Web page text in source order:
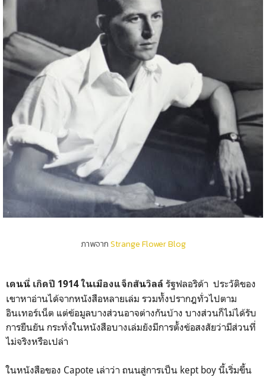
ภาพจากStrange Flower Blog
เดนนี่ เกิดปี 1914 ในเมืองแจ็กสันวิลล์ รัฐฟลอริด้า ประวัติของ
เขาหาอ่านได้จากหนังสือหลายเล่ม รวมทั้งปรากฎทั่วไปตาม
อินเทอร์เน็ต แต่ข้อมูลบางส่วนอาจต่างกันบ้าง บางส่วนก็ไม่ได้รับ
การยืนยัน กระทั่งในหนังสือบางเล่มยังมีการตั้งข้อสงสัยว่ามีส่วนที่
ไม่จริงหรือเปล่า
ในหนังสือของ Capote เล่าว่า ถนนสู่การเป็น kept boy นี้เริ่มขึ้น